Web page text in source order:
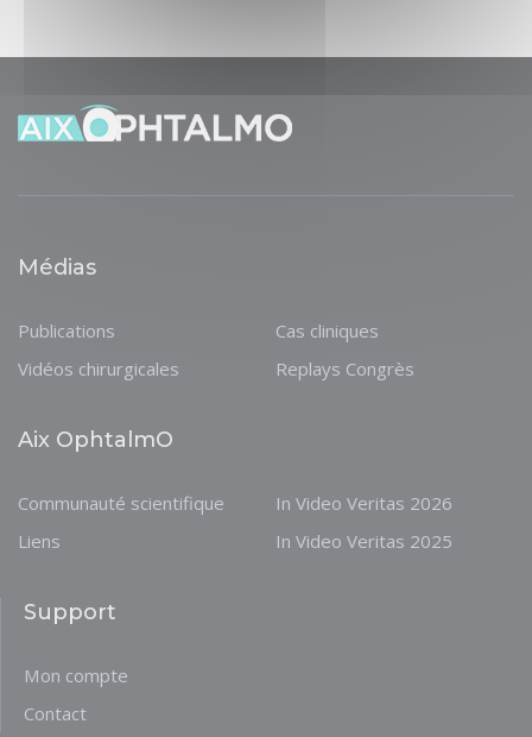
Médias
Publications
Vidéos chirurgicales
Cas cliniques
Replays Congrès
Aix OphtalmO
Communauté scientifique
Liens
In Video Veritas 2026
In Video Veritas 2025
Support
Mon compte
Contact